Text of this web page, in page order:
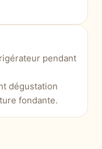
pendant
dégustation
fondante.